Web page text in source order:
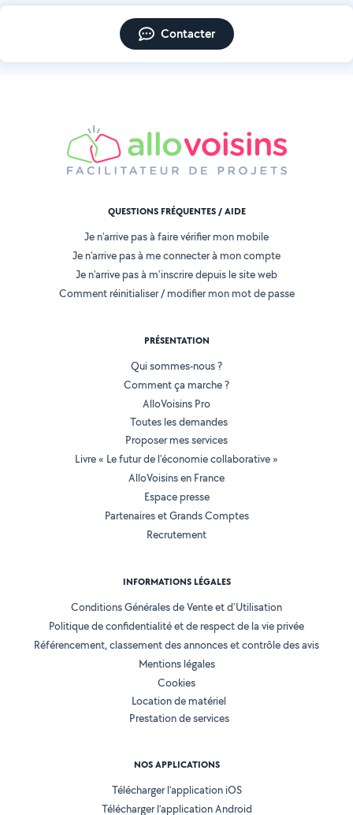
Contacter
QUESTIONS FRÉQUENTES / AIDE
Je n'arrive pas à faire vérifier mon mobile
Je n'arrive pas à me connecter à mon compte
Je n'arrive pas à m'inscrire depuis le site web
Comment réinitialiser / modifier mon mot de passe
PRÉSENTATION
Qui sommes-nous ?
Comment ça marche ?
AlloVoisins Pro
Toutes les demandes
Proposer mes services
Livre « Le futur de l'économie collaborative »
AlloVoisins en France
Espace presse
Partenaires et Grands Comptes
Recrutement
INFORMATIONS LÉGALES
Conditions Générales de Vente et d'Utilisation
Politique de confidentialité et de respect de la vie privée
Référencement, classement des annonces et contrôle des avis
Mentions légales
Cookies
Location de matériel
Prestation de services
NOS APPLICATIONS
Télécharger l’application iOS
Télécharger l’application Android